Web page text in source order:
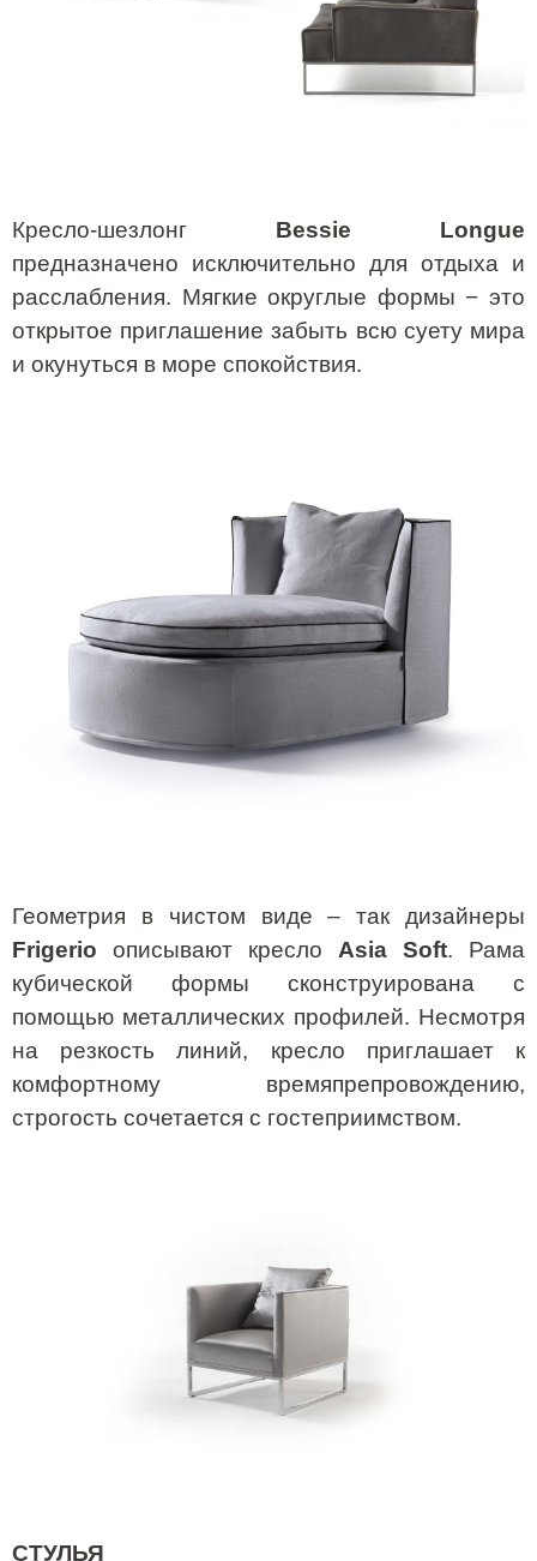
Кресло-шезлонг Bessie
Longue
предназначено исключительно для отдыха и
расслабления. Мягкие округлые формы − это
открытое приглашение забыть всю суету мира
и окунуться в море спокойствия.
Геометрия в чистом виде – так дизайнеры
Frigerio описывают кресло Asia Soft. Рама
кубической формы сконструирована с
помощью металлических профилей. Несмотря
на резкость линий, кресло приглашает к
комфортному времяпрепровождению,
строгость сочетается с гостеприимством.
СТУЛЬЯ